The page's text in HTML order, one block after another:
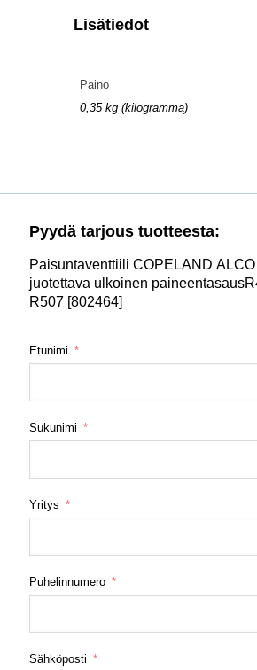
Lisätiedot
Paino
0,35 kg (kilogramma)
Pyydä tarjous tuotteesta:
Paisuntaventtiili COPELAND
juotettava ulkoinen
R507 [802464]
Etunimi
Sukunimi
Yritys
Puhelinnumero
Sähköposti